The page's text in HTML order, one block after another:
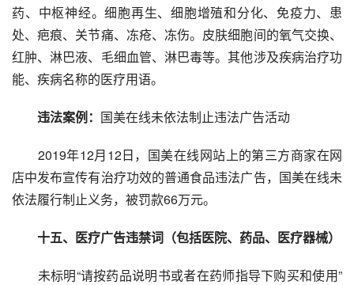
药、中枢神经。细胞再生、细胞增殖和分化、免疫力、患
处、疤痕、关节痛、冻疮、冻伤。皮肤细胞间的氧气交换、
红肿、淋巴液、毛细血管、淋巴毒等。其他涉及疾病治疗功
能、疾病名称的医疗用语。
违法案例： 国美在线未依法制止违法广告活动
2019年12月12日，国美在线网站上的第三方商家在网
店中发布宣传有治疗功效的普通食品违法广告，国美在线未
依法履行制止义务，被罚款66万元。
十五、医疗广告违禁词（包括医院、药品、医疗器械）
未标明“请按药品说明书或者在药师指导下购买和使用”